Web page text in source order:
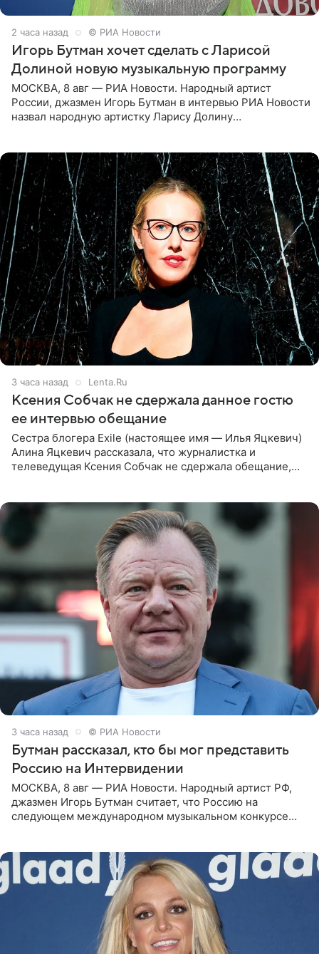
2 часа назад © РИА Новости
Игорь Бутман хочет сделать с Ларисой
Долиной новую музыкальную программу
МОСКВА, 8 авг — РИА Новости. Народный артист
России, джазмен Игорь Бутман в интервью РИА Новости
назвал народную артистку Ларису Долину
3 часа назад Lenta.Ru
Ксения Собчак не сдержала данное гостю
ее интервью обещание
Сестра блогера Exile (настоящее имя — Илья Яцкевич)
Алина Яцкевич рассказала, что журналистка и
телеведущая Ксения Собчак не сдержала обещание,
3 часа назад © РИА Новости
Бутман рассказал, кто бы мог представить
Россию на Интервидении
МОСКВА, 8 авг — РИА Новости. Народный артист РФ,
джазмен Игорь Бутман считает, что Россию на
следующем международном музыкальном конкурсе